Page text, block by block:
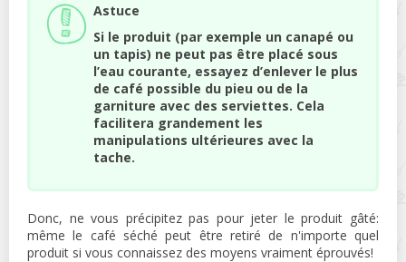
Astuce
Si le produit (par exemple un canapé ou
un tapis) ne peut pas être placé sous
l’eau courante, essayez d’enlever le plus
de café possible du pieu ou de la
garniture avec des serviettes. Cela
facilitera grandement les
manipulations ultérieures avec la
tache.
Donc, ne vous précipitez pas pour jeter le produit gâté:
même le café séché peut être retiré de n'importe quel
produit si vous connaissez des moyens vraiment éprouvés!